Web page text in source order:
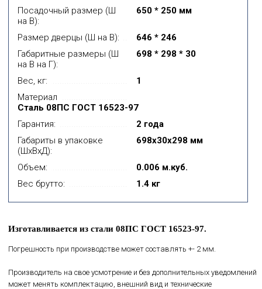
Посадочный размер (Ш
на В):
650 * 250 мм
Размер дверцы (Ш на В):
646 * 246
Габаритные размеры (Ш
на В на Г):
698 * 298 * 30
Вес, кг:
1
Материал
Сталь 08ПС ГОСТ 16523-97
Гарантия:
2 года
Габариты в упаковке
(ШхВхД):
698x30x298 мм
Объем:
0.006 м.куб.
Вес брутто:
1.4 кг
Изготавливается из стали 08ПС ГОСТ 16523-97.
Погрешность при производстве может составлять +- 2 мм.
Производитель на свое усмотрение и без дополнительных уведомлений
может менять комплектацию, внешний вид и технические